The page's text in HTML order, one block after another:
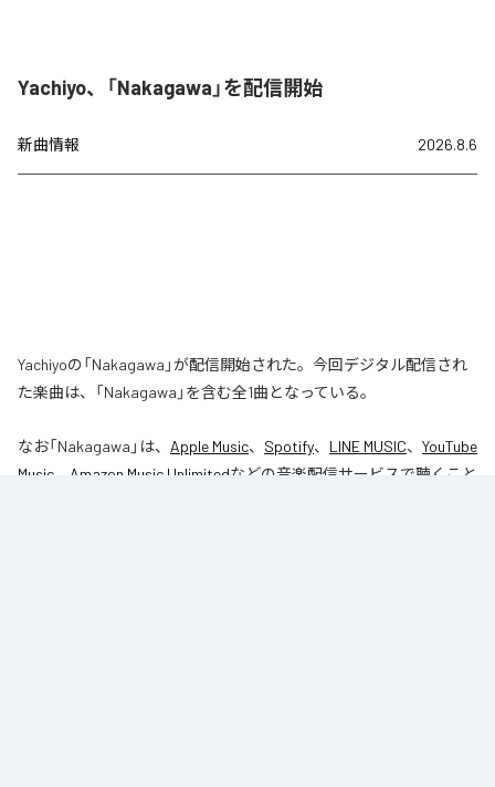
Yachiyo、「Nakagawa」を配信開始
新曲情報 2026.8.6
Yachiyoの「Nakagawa」が配信開始された。今回デジタル配信され
た楽曲は、「Nakagawa」を含む全1曲となっている。
なお「Nakagawa 」は、 Apple Music、 Spotify、 LINE MUSIC、 YouTube
Music
Amazon Music Unlimitedなどの音楽配信サービスで聴くこと